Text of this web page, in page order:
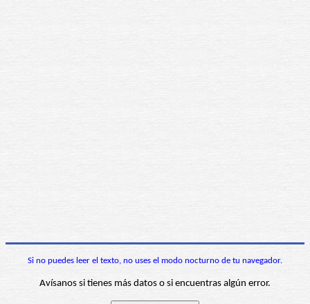
Si no puedes leer el texto, no uses el modo nocturno de tu navegador.
Avísanos si tienes más datos o si encuentras algún error.